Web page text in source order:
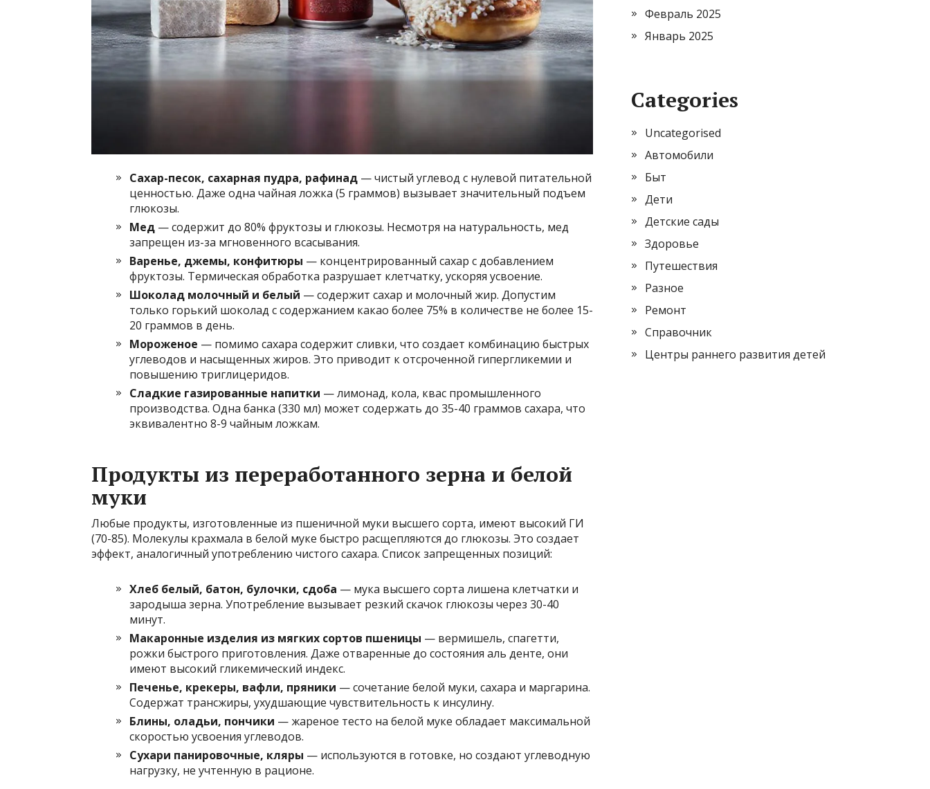
Сахар-песок, сахарная пудра, рафинад — чистый углевод с нулевой питательной
ценностью. Даже одна чайная ложка (5 граммов) вызывает значительный подъем
глюкозы.
Мед — содержит до 80% фруктозы и глюкозы. Несмотря на натуральность, мед
запрещен из-за мгновенного всасывания.
Варенье, джемы, конфитюры — концентрированный сахар с добавлением
фруктозы. Термическая обработка разрушает клетчатку, ускоряя усвоение.
Шоколад молочный и белый — содержит сахар и молочный жир. Допустим
только горький шоколад с содержанием какао более 75% в количестве не более 15-
20 граммов в день.
Мороженое — помимо сахара содержит сливки, что создает комбинацию быстрых
углеводов и насыщенных жиров. Это приводит к отсроченной гипергликемии и
повышению триглицеридов.
Сладкие газированные напитки — лимонад, кола, квас промышленного
производства. Одна банка (330 мл) может содержать до 35-40 граммов сахара, что
эквивалентно 8-9 чайным ложкам.
Продукты из переработанного зерна и белой
муки
Любые продукты, изготовленные из пшеничной муки высшего сорта, имеют высокий ГИ
(70-85). Молекулы крахмала в белой муке быстро расщепляются до глюкозы. Это создает
эффект, аналогичный употреблению чистого сахара. Список запрещенных позиций:
Хлеб белый, батон, булочки, сдоба — мука высшего сорта лишена клетчатки и
зародыша зерна. Употребление вызывает резкий скачок глюкозы через 30-40
минут.
Макаронные изделия из мягких сортов пшеницы — вермишель, спагетти,
рожки быстрого приготовления. Даже отваренные до состояния аль денте, они
имеют высокий гликемический индекс.
Печенье, крекеры, вафли, пряники — сочетание белой муки, сахара и маргарина.
Содержат трансжиры, ухудшающие чувствительность к инсулину.
Блины, оладьи, пончики — жареное тесто на белой муке обладает максимальной
скоростью усвоения углеводов.
Сухари панировочные, кляры — используются в готовке, но создают углеводную
нагрузку, не учтенную в рационе.
Февраль 2025
Январь 2025
Categories
Uncategorised
Автомобили
Быт
Дети
Детские сады
Здоровье
Путешествия
Разное
Ремонт
Справочник
Центры раннего развития детей